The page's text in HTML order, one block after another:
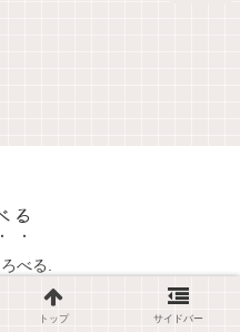
る
べる.
トップ サイドバー